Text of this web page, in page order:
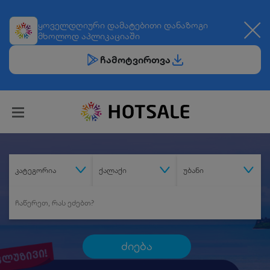
ყოველდღიური დამატებითი დანაზოგი
მხოლოდ აპლიკაციაში
ჩამოტვირთვა
კატეგორია ქალაქი უბანი
ძიება